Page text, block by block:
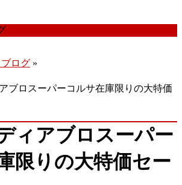
ログ »
ブロスーパーコルサ在庫限りの大特価
ィアブロスーパー
限りの大特価セー